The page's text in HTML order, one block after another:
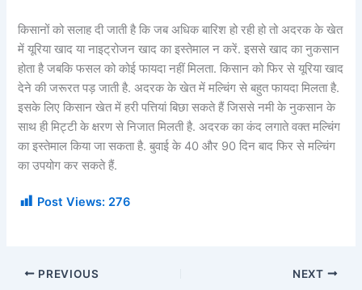
किसानों को सलाह दी जाती है कि जब अधिक बारिश हो रही हो तो अदरक के खेत
में यूरिया खाद या नाइट्रोजन खाद का इस्तेमाल न करें. इससे खाद का नुकसान
होता है जबकि फसल को कोई फायदा नहीं मिलता. किसान को फिर से यूरिया खाद
देने की जरूरत पड़ जाती है. अदरक के खेत में मल्चिंग से बहुत फायदा मिलता है.
इसके लिए किसान खेत में हरी पत्तियां बिछा सकते हैं जिससे नमी के नुकसान के
साथ ही मिट्टी के क्षरण से निजात मिलती है. अदरक का कंद लगाते वक्त मल्चिंग
का इस्तेमाल किया जा सकता है. बुवाई के 40 और 90 दिन बाद फिर से मल्चिंग
का उपयोग कर सकते हैं.
Post Views: 276
PREVIOUS NEXT